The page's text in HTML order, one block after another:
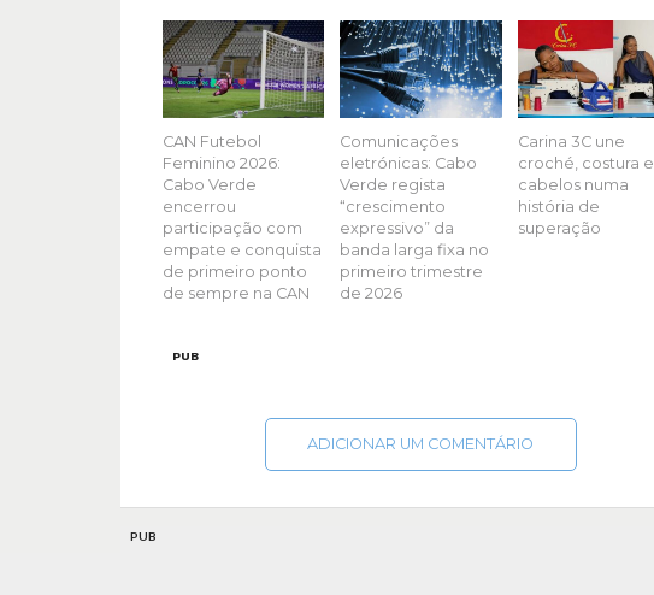
CAN Futebol
Feminino 2026:
Cabo Verde
encerrou
participação com
empate e conquista
de primeiro ponto
de sempre na CAN
Comunicações
eletrónicas: Cabo
Verde regista
“crescimento
expressivo” da
banda larga fixa no
primeiro trimestre
de 2026
Carina 3C une
croché, costura e
cabelos numa
história de
superação
PUB
ADICIONAR UM COMENTÁRIO
PUB